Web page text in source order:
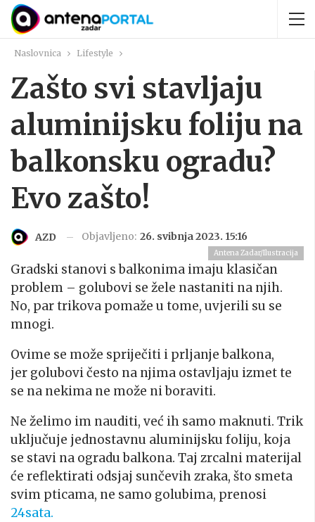
Naslovnica Lifestyle
Zašto svi stavljaju
aluminijsku foliju na
balkonsku ogradu?
Evo zašto!
AZD Objavljeno: 26. svibnja 2023. 15:16
Antena Zadar/Ilustracija
Gradski stanovi s balkonima imaju klasičan
problem – golubovi se žele nastaniti na njih.
No, par trikova pomaže u tome, uvjerili su se
mnogi.
Ovime se može spriječiti i prljanje balkona,
jer golubovi često na njima ostavljaju izmet te
se na nekima ne može ni boraviti.
Ne želimo im nauditi, već ih samo maknuti. Trik
uključuje jednostavnu aluminijsku foliju, koja
se stavi na ogradu balkona. Taj zrcalni materijal
će reflektirati odsjaj sunčevih zraka, što smeta
svim pticama, ne samo golubima, prenosi
24sata.